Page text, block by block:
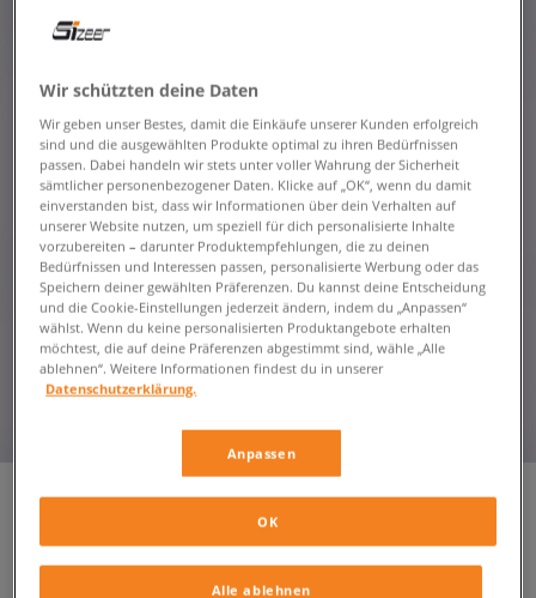
herren, flip-flops und badeschuhe
Wir schützten deine Daten
Wir geben unser Bestes, damit die Einkäufe unserer Kunden erfolgreich
sind und die ausgewählten Produkte optimal zu ihren Bedürfnissen
passen. Dabei handeln wir stets unter voller Wahrung der Sicherheit
sämtlicher personenbezogener Daten. Klicke auf „OK“, wenn du damit
einverstanden bist, dass wir Informationen über dein Verhalten auf
unserer Website nutzen, um speziell für dich personalisierte Inhalte
vorzubereiten – darunter Produktempfehlungen, die zu deinen
Bedürfnissen und Interessen passen, personalisierte Werbung oder das
Speichern deiner gewählten Präferenzen. Du kannst deine Entscheidung
und die Cookie-Einstellungen jederzeit ändern, indem du „Anpassen“
wählst. Wenn du keine personalisierten Produktangebote erhalten
möchtest, die auf deine Präferenzen abgestimmt sind, wähle „Alle
ablehnen“. Weitere Informationen findest du in unserer
Datenschutzerklärung.
Anpassen
Alle ablehnen
OK